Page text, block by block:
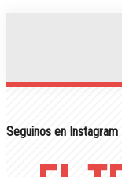
Seguinos en Instagram